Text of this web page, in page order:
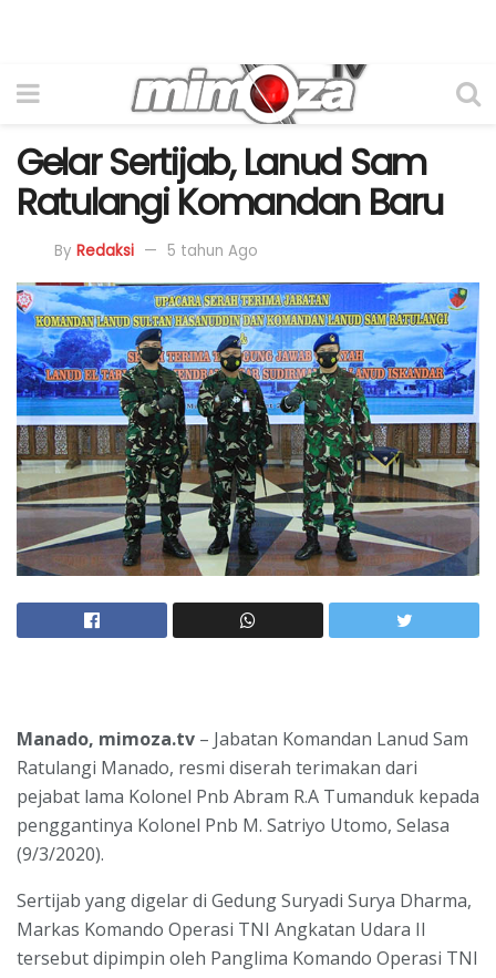
Gelar Sertijab, Lanud Sam
Ratulangi Komandan Baru
By Redaksi 5 tahun Ago
Manado, mimoza.tv – Jabatan Komandan Lanud Sam
Ratulangi Manado, resmi diserah terimakan dari
pejabat lama Kolonel Pnb Abram R.A Tumanduk kepada
penggantinya Kolonel Pnb M. Satriyo Utomo, Selasa
(9/3/2020).
Sertijab yang digelar di Gedung Suryadi Surya Dharma,
Markas Komando Operasi TNI Angkatan Udara II
tersebut dipimpin oleh Panglima Komando Operasi TNI